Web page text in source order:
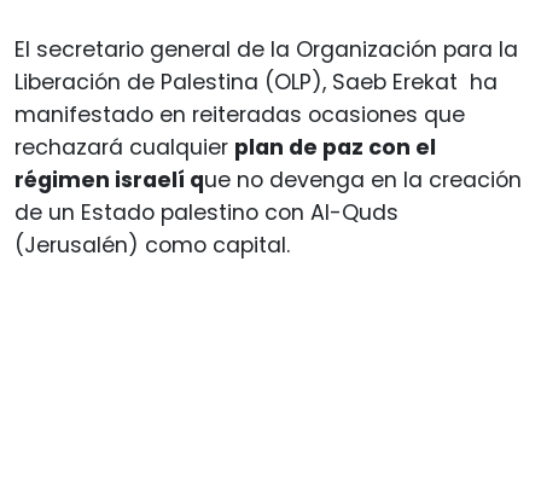
El secretario general de la Organización para la
Liberación de Palestina (OLP), Saeb Erekat ha
manifestado en reiteradas ocasiones que
rechazará cualquier plan de paz con el
régimen israelí que no devenga en la creación
de un Estado palestino con Al-Quds
(Jerusalén) como capital.